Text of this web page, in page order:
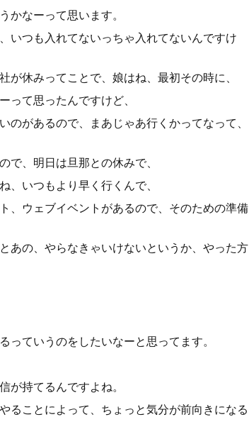
かなーって思います。
いつも入れてないっちゃ入れてないんですけ
休みってことで、娘はね、最初その時に、
って思ったんですけど、
があるので、まあじゃあ行くかってなって、
で、明日は旦那との休みで、
、いつもより早く行くんで、
、ウェブイベントがあるので、そのための準備
あの、やらなきゃいけないというか、やった方
ていうのをしたいなーと思ってます。
が持てるんですよね。
ることによって、ちょっと気分が前向きになる